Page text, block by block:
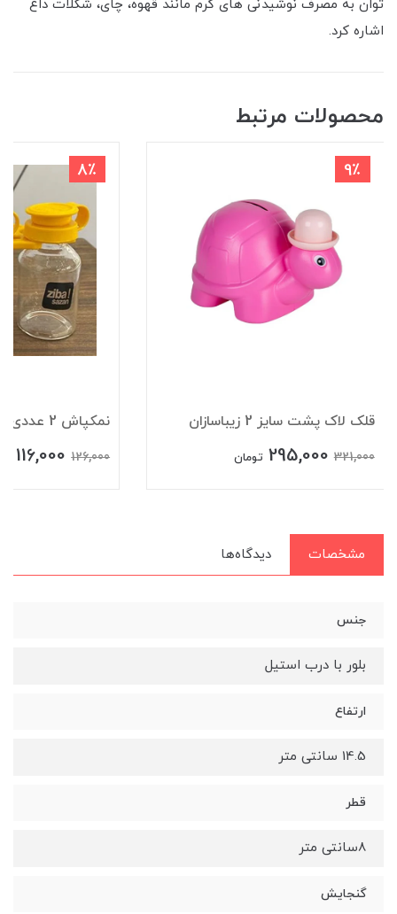
توان به مصرف نوشیدنی‌ های گرم مانند قهوه، چای، شکلات داغ
اشاره کرد.
محصولات مرتبط
9٪
قلک لاک پشت سایز 2 زیباسازان
321,000
295,000 تومان
8٪
نمکپاش 2 عددی آشا زیباسازان
126,000
116,000
مشخصات دیدگاه‌ها
جنس
بلور با درب استیل
ارتفاع
14.5 سانتی متر
قطر
8سانتی متر
گنجایش